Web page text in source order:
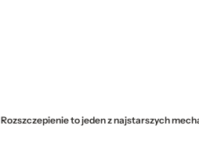
Rozszczepienie to jeden z najstarszych